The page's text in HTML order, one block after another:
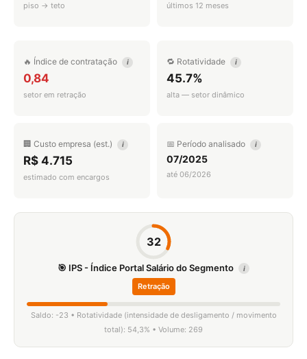
piso → teto últimos 12 meses
🔥 Índice de contratação i
0,84
setor em retração
🔁 Rotatividade i
45.7%
alta — setor dinâmico
🏢 Custo empresa (est.) i
R$ 4.715
estimado com encargos
📅 Período analisado i
07/2025
até 06/2026
32
🎯 IPS - Índice Portal Salário do Segmento i
Retração
Saldo: -23 • Rotatividade (intensidade de desligamento / movimento
total): 54,3% • Volume: 269